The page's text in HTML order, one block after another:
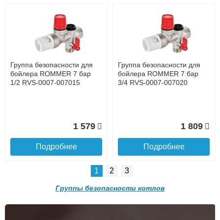
доставке, так и самовывозом
Интернет-деньгами (Yandex-деньги, Web-money,
Qiwi-кошельки и другие).
Безналичный расчёт (возможно и с НДС)
подробнее...
Подробнее об оплате
Группа безопасности для
бойлера ROMMER 7 бар
1/2 RVS-0007-007015
1 579
Подробнее
Группа безопасности для
бойлера ROMMER 7 бар
3/4 RVS-0007-007020
1 809
Подробнее
1 2 3
Группы безопасности котлов